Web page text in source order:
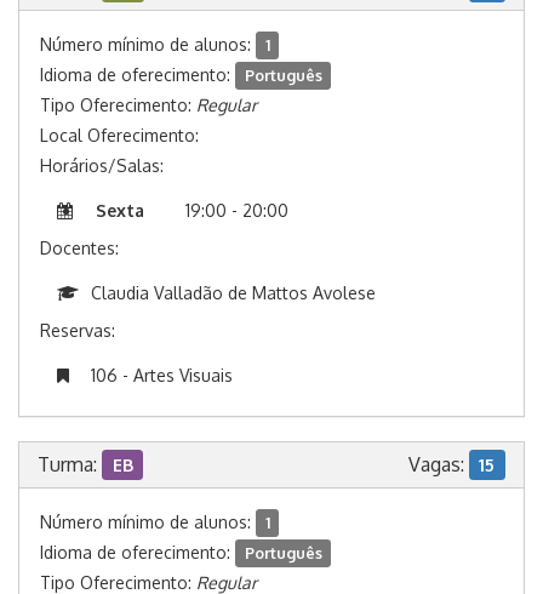
Número mínimo de alunos: 1
Idioma de oferecimento: Português
Tipo Oferecimento: Regular
Local Oferecimento:
Horários/Salas:
Sexta
19:00 - 20:00
Docentes:
Claudia Valladão de Mattos Avolese
Reservas:
106 - Artes Visuais
Turma: EB Vagas: 15
Número mínimo de alunos: 1
Idioma de oferecimento: Português
Tipo Oferecimento: Regular